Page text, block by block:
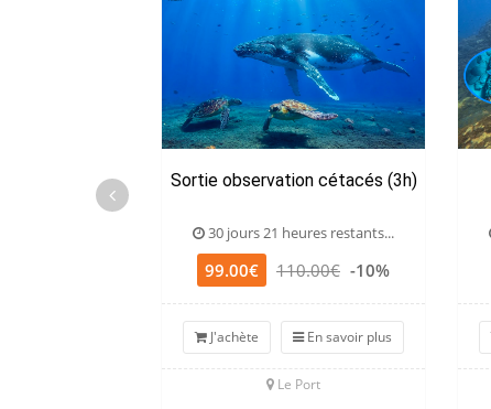
Sortie observation cétacés (3h)
30 jours 21 heures restants...
99.00€ 110.00€ -10%
J'achète En savoir plus
Le Port